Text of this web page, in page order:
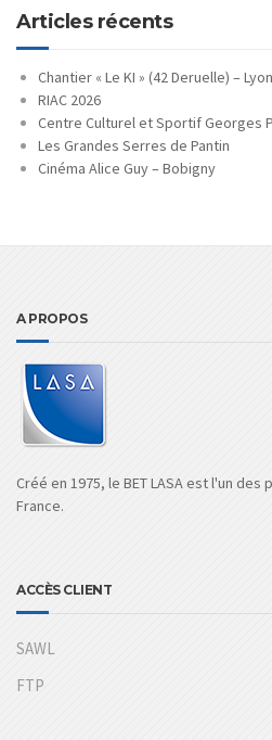
Articles récents
Chantier « Le KI » (42 Deruelle) – Lyon
RIAC 2026
Centre Culturel et Sportif Georges
Les Grandes Serres de Pantin
Cinéma Alice Guy – Bobigny
A PROPOS
Créé en 1975, le BET LASA est l'un
France.
ACCÈS CLIENT
SAWL
FTP